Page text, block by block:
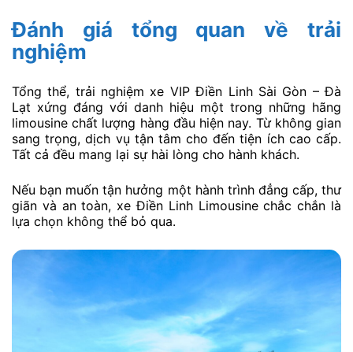
Đánh giá tổng quan về trải
nghiệm
Tổng thể, trải nghiệm xe VIP Điền Linh Sài Gòn – Đà
Lạt xứng đáng với danh hiệu một trong những hãng
limousine chất lượng hàng đầu hiện nay. Từ không gian
sang trọng, dịch vụ tận tâm cho đến tiện ích cao cấp.
Tất cả đều mang lại sự hài lòng cho hành khách.
Nếu bạn muốn tận hưởng một hành trình đẳng cấp, thư
giãn và an toàn, xe Điền Linh Limousine chắc chắn là
lựa chọn không thể bỏ qua.